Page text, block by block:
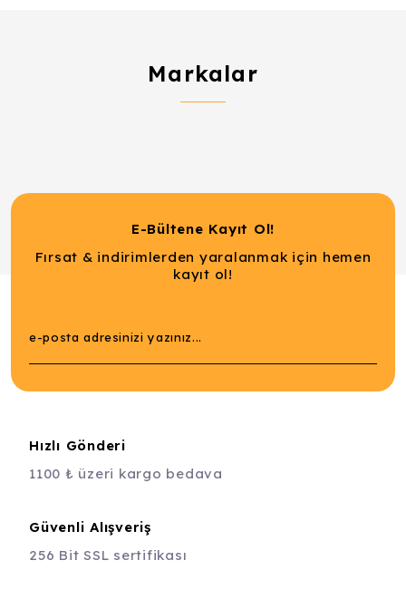
Markalar
E-Bültene Kayıt Ol!
Fırsat & indirimlerden yaralanmak için hemen
kayıt ol!
Hızlı Gönderi
1100 ₺ üzeri kargo bedava
Güvenli Alışveriş
256 Bit SSL sertifikası